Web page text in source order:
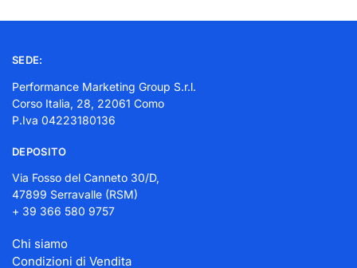
SEDE:
Performance Marketing Group S.r.l.
Corso Italia, 28, 22061 Como
P.Iva 04223180136
DEPOSITO
Via Fosso del Canneto 30/D,
47899 Serravalle (RSM)
+ 39 366 580 9757
Chi siamo
Condizioni di Vendita